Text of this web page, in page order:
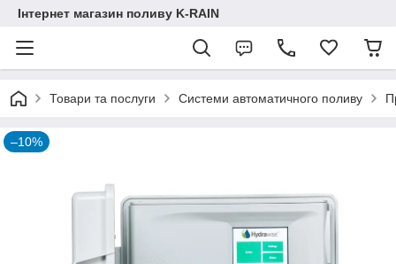
Інтернет магазин поливу K-RAIN
Товари та послуги Системи автоматичного поливу
–10%